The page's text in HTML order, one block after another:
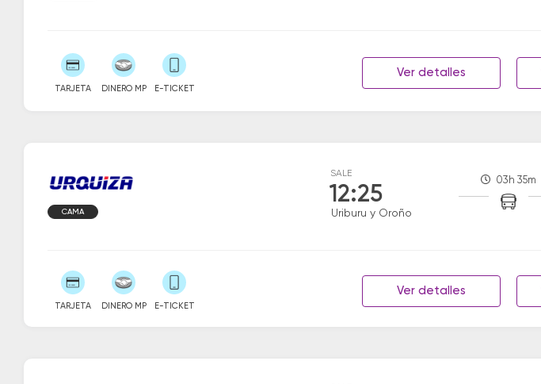
TARJETA DINERO MP E-TICKET
Ver detalles
SALE
12:25
Uriburu y Oroño
03h 35m
CAMA
TARJETA DINERO MP E-TICKET
Ver detalles